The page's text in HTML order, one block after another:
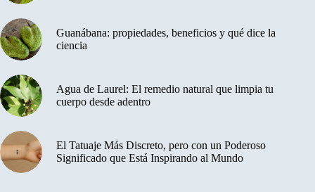
Guanábana: propiedades, beneficios y qué dice la
ciencia
Agua de Laurel: El remedio natural que limpia tu
cuerpo desde adentro
El Tatuaje Más Discreto, pero con un Poderoso
Significado que Está Inspirando al Mundo